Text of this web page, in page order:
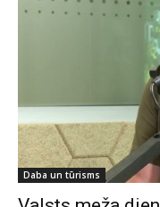
Daba un tūrisms